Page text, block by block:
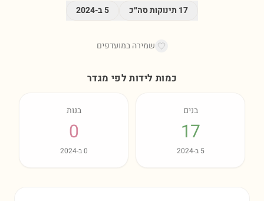
17 תינוקות סה״כ 5ב-2024
שמירה במועדפים
כמות לידות לפי מגדר
בנים
17
5 ב-2024
בנות
0
0ב-2024